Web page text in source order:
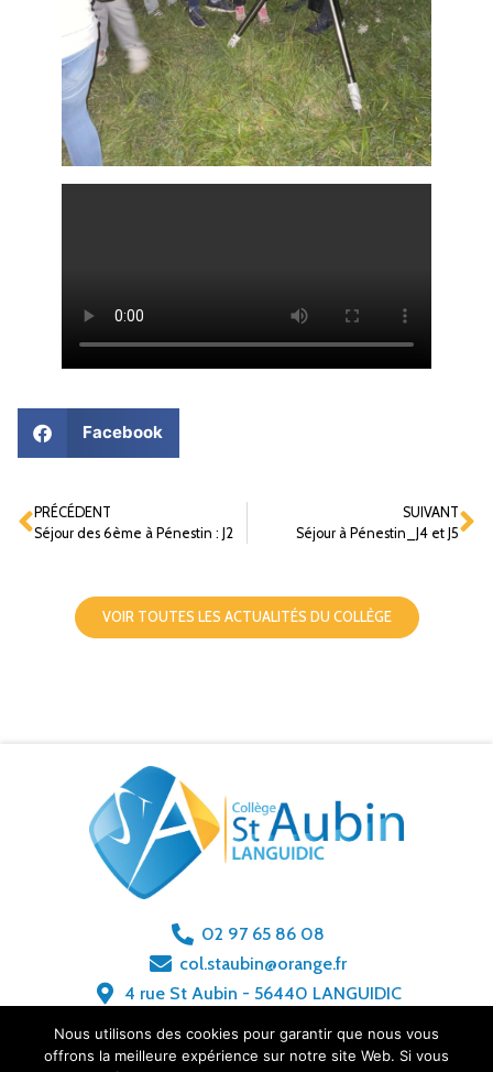
Facebook
PRÉCÉDENT
Séjour des 6ème à Pénestin : J2
SUIVANT
Séjour à Pénestin_J4 et J5
VOIR TOUTES LES ACTUALITÉS DU COLLÈGE
02 97 65 86 08
col.staubin@orange.fr
4 rue St Aubin - 56440 LANGUIDIC
MENTIONS LÉGALES POLITIQUE DE CONFIDENTIALITÉ CONTACT
Nous utilisons des cookies pour garantir que nous vous
offrons la meilleure expérience sur notre site Web. Si vous